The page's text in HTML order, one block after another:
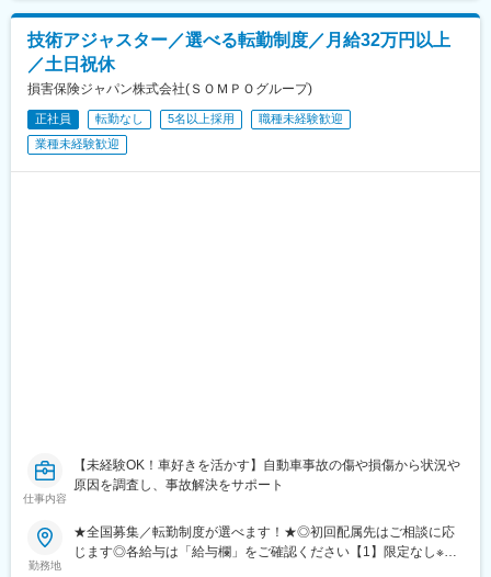
です。
■想定されるキャリアパス
営業フロントを経験後、本人希望や適性を考慮しつつ、法人営業
領域を中心に幅広いキャリア形成が可能です。他部門での経験も
積めます。
■企業の特徴/魅力
国内有数の機関投資家として金融と実業の両輪を活かし、他行と
ーダー案件のフロント業務
・最新トレンドの再生可能エネルギーやデータセンター等の案件
も担当
■扱うサービス
グローバルなアセットクラス、メガバンク同等の幅広い商品群を
担当し、スケールの大きな取組みに携われます。
方ができます。
連他部署・グループ会社での経験等、多様なキャリア形成が可能
です。
技術アジャスター／選べる転勤制度／月給32万円以上
／土日祝休
損害保険ジャパン株式会社(ＳＯＭＰＯグループ)
正社員 転勤なし 5名以上採用
職種未経験歓迎
業種未経験歓迎
仕事内容
【未経験OK！車好きを活かす】自動車事故の傷や損傷から状況や
原因を調査し、事故解決をサポート
勤務地
★全国募集／転勤制度が選べます！★◎初回配属先はご相談に応
じます◎各給与は「給与欄」をご確認ください【1】限定なし※全